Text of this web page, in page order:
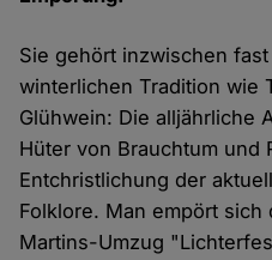
Sie gehört inzwischen
winterlichen Tradition wie
Glühwein: Die alljährliche
Hüter von Brauchtum und
Entchristlichung der
Folklore. Man empört sich
Martins-Umzug